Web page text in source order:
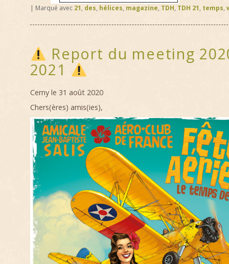
| Marqué avec 21, des, hélices, magazine, TDH, TDH 21, temps,
Report du meeting
2021
Cerny le 31 août 2020
Chers(ères) amis(ies),